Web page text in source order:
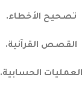
تصحيح الأخطاء.
القصص القرآنية.
العمليات الحسابية.